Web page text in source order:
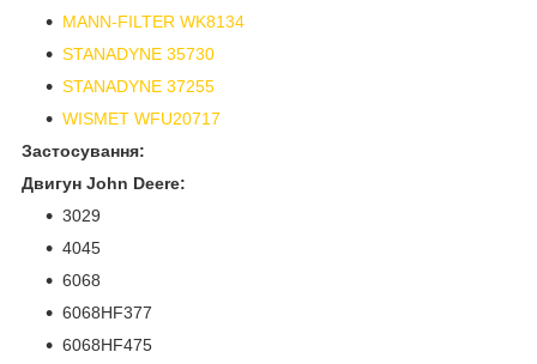
MANN-FILTER WK8134
STANADYNE 35730
STANADYNE 37255
WISMET WFU20717
Застосування:
Двигун John Deere:
3029
4045
6068
6068HF377
6068HF475